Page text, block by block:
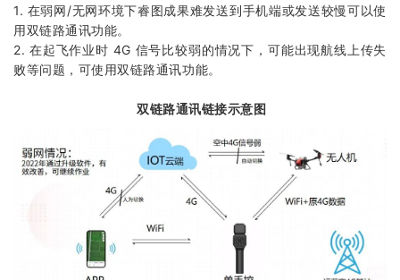
1. 在弱网/无网环境下睿图成果难发送到手机端或发送较慢可以使
用双链路通讯功能。
2. 在起飞作业时 4G 信号比较弱的情况下，可能出现航线上传失
败等问题，可使用双链路通讯功能。
双链路通讯链接示意图